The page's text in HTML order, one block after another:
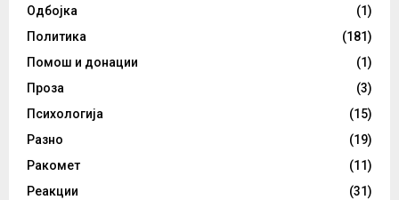
Одбојка
(1)
Политика
(181)
Помош и донации
(1)
Проза
(3)
Психологија
(15)
Разно
(19)
Ракомет
(11)
Реакции
(31)